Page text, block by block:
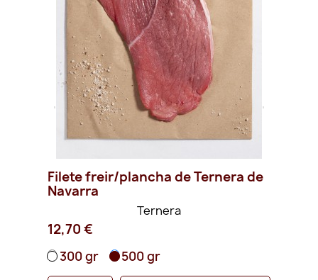
Filete freir/plancha de Ternera de
Navarra
Ternera
12,70 €
300 gr 500 gr